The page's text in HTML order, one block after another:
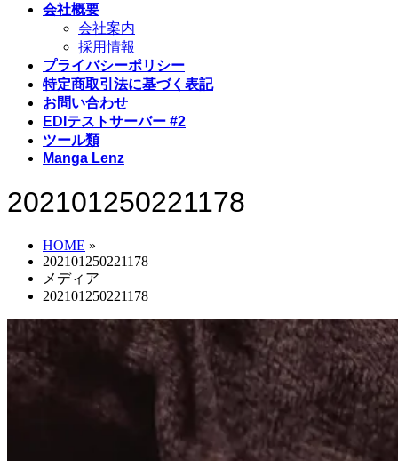
会社概要
会社案内
採用情報
プライバシーポリシー
特定商取引法に基づく表記
お問い合わせ
EDIテストサーバー #2
ツール類
Manga Lenz
202101250221178
HOME »
202101250221178
メディア
202101250221178